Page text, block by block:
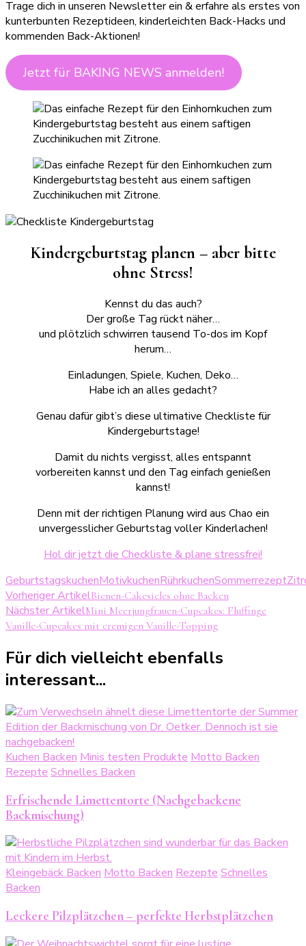
Trage dich in unseren Newsletter ein & erfahre als erstes von
kunterbunten Rezeptideen, kinderleichten Back-Hacks und
kommenden Back-Aktionen!
Jetzt für BAKING NEWS anmelden!
Kindergeburtstag planen – aber bitte
ohne Stress!
Kennst du das auch?
Der große Tag rückt näher…
und plötzlich schwirren tausend To-dos im Kopf
herum…
Einladungen, Spiele, Kuchen, Deko…
Habe ich an alles gedacht?
Genau dafür gibt’s diese ultimative Checkliste für
Kindergeburtstage!
Damit du nichts vergisst, alles entspannt
vorbereiten kannst und den Tag einfach genießen
kannst!
Denn mit der richtigen Planung wird aus Chao ein
unvergesslicher Geburtstag voller Kinderlachen!
Hol dir jetzt die Checkliste & plane stressfrei!
GeburtstagskuchenMotivkuchenRührkuchenSommerrezept
Beitragsnavigation
Vorheriger ArtikelBienen-Cakesicles ohne Backen
Nächster ArtikelMini Meerjungfrauen-Cupcakes: Fluffinge
Vanille-Cupcakes mit cremigen Vanille-Topping
Für dich vielleicht ebenfalls
interessant...
Kuchen Backen Minis testen Produkte Motto Backen
Rezepte Schnelles Backen
Erfrischende Limettentorte (Nachgebackene
Backmischung)
Kleingebäck BackenMotto BackenRezepteSchnelles
Backen
Leckere Pilzplätzchen – perfekte Herbstplätzchen